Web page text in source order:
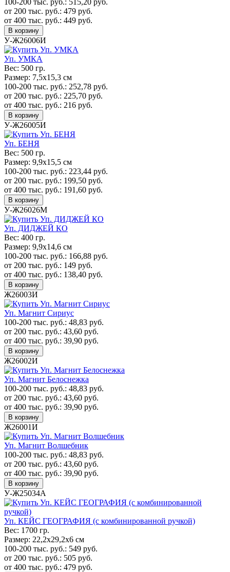
от 200 тыс. руб.: 479 руб.
от 400 тыс. руб.: 449 руб.
В корзину
У-Ж26006И
Уп. УМКА
Вес: 500 гр.
Размер: 7,5х15,3 см
100-200 тыс. руб.: 252,78 руб.
от 200 тыс. руб.: 225,70 руб.
от 400 тыс. руб.: 216 руб.
В корзину
У-Ж26005И
Уп. БЕНЯ
Вес: 500 гр.
Размер: 9,9х15,5 см
100-200 тыс. руб.: 223,44 руб.
от 200 тыс. руб.: 199,50 руб.
от 400 тыс. руб.: 191,60 руб.
В корзину
У-Ж26026М
Уп. ДИДЖЕЙ КО
Вес: 400 гр.
Размер: 9,9х14,6 см
100-200 тыс. руб.: 166,88 руб.
от 200 тыс. руб.: 149 руб.
от 400 тыс. руб.: 138,40 руб.
В корзину
Ж26003И
Уп. Магнит Сириус
100-200 тыс. руб.: 48,83 руб.
от 200 тыс. руб.: 43,60 руб.
от 400 тыс. руб.: 39,90 руб.
В корзину
Ж26002И
Уп. Магнит Белоснежка
100-200 тыс. руб.: 48,83 руб.
от 200 тыс. руб.: 43,60 руб.
от 400 тыс. руб.: 39,90 руб.
В корзину
Ж26001И
Уп. Магнит Волшебник
100-200 тыс. руб.: 48,83 руб.
от 200 тыс. руб.: 43,60 руб.
от 400 тыс. руб.: 39,90 руб.
В корзину
У-Ж25034А
Уп. КЕЙС ГЕОГРАФИЯ (с комбинированной ручкой)
Вес: 1700 гр.
Размер: 22,2х29,2х6 см
100-200 тыс. руб.: 549 руб.
от 200 тыс. руб.: 505 руб.
от 400 тыс. руб.: 479 руб.